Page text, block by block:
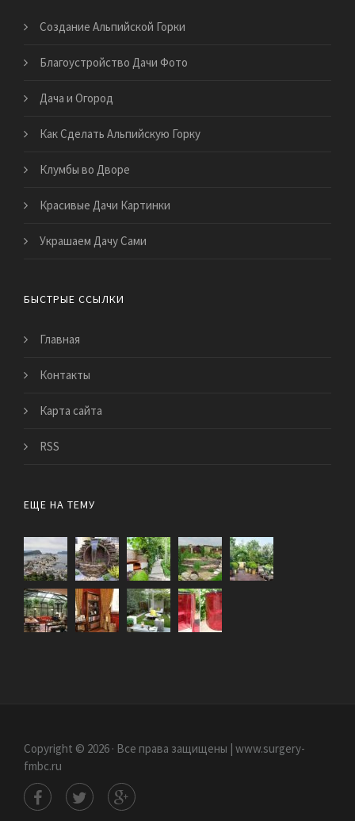
Создание Альпийской Горки
Благоустройство Дачи Фото
Дача и Огород
Как Сделать Альпийскую Горку
Клумбы во Дворе
Красивые Дачи Картинки
Украшаем Дачу Сами
БЫСТРЫЕ ССЫЛКИ
Главная
Контакты
Карта сайта
RSS
ЕЩЕ НА ТЕМУ
Copyright © 2026 · Все права защищены | www.surgery-
fmbc.ru